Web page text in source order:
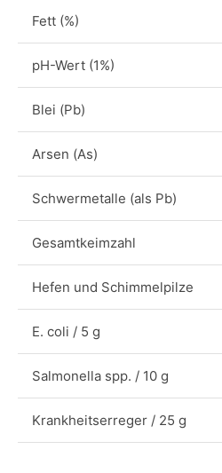
Fett (%)
pH-Wert (1%)
Blei (Pb)
Arsen (As)
Schwermetalle (als Pb)
Gesamtkeimzahl
Hefen und Schimmelpilze
E. coli / 5 g
Salmonella spp. / 10 g
Krankheitserreger / 25 g